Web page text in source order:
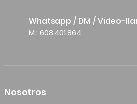
Whatsapp / DM / Video-
M.: 608.401.864
Nosotros